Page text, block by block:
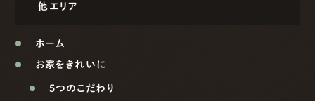
他エリア
ホーム
お家をきれいに
5つのこだわり